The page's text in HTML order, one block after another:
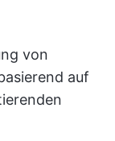
von
auf